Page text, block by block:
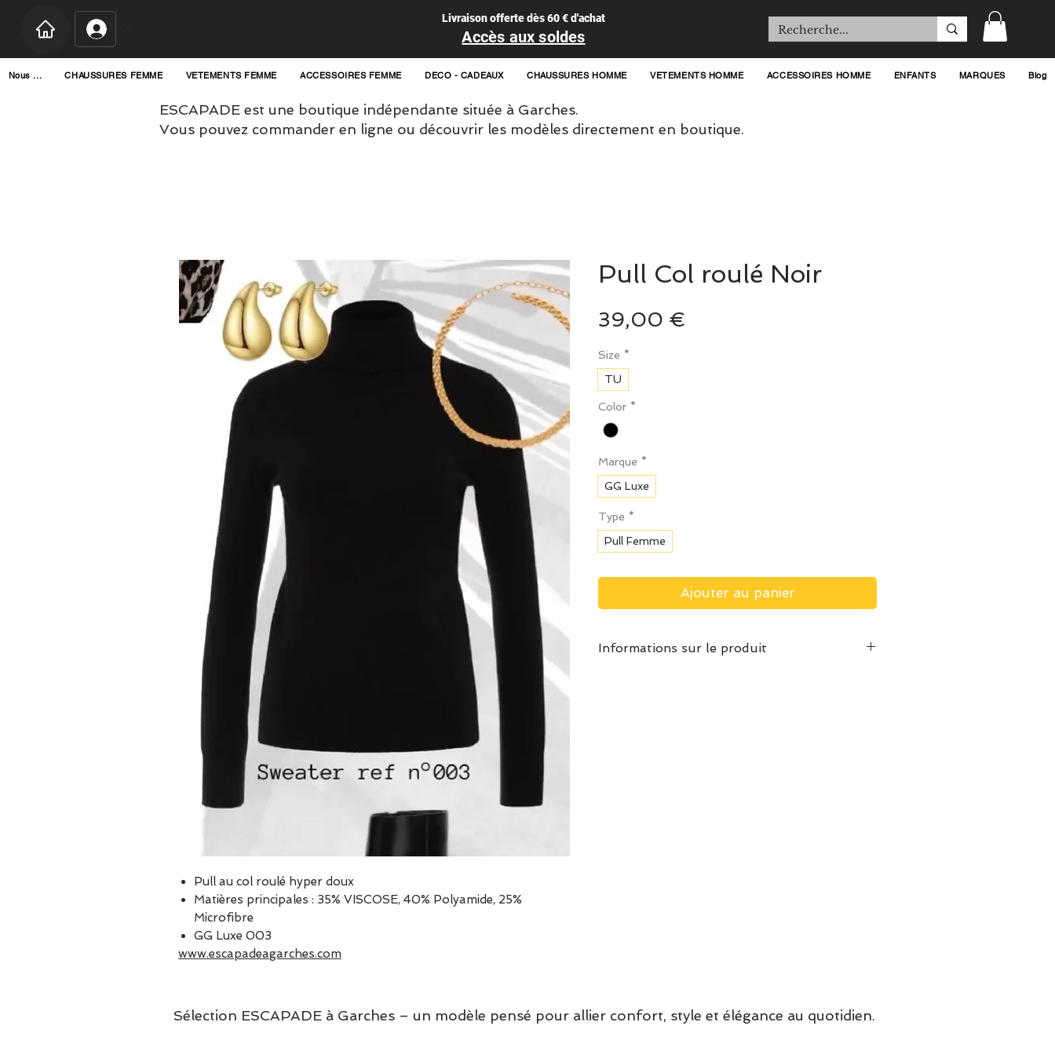
Livraison offerte dès 60 € d'achat
Accès aux soldes
Nous ... CHAUSSURES FEMME VETEMENTS FEMME ACCESSOIRES FEMME DECO - CADEAUX CHAUSSURES HOMME VETEMENTS HOMME ACCESSOIRES HOMME ENFANTS MARQUES Blog
ESCAPADE est une boutique indépendante située à Garches.
Vous pouvez commander en ligne ou découvrir les modèles directement en boutique.
Pull au col roulé hyper doux
Matières principales : 35% VISCOSE, 40% Polyamide, 25%
Microfibre
GG Luxe 003
www.escapadeagarches.com
Pull Col roulé Noir
39,00 €
Size *
TU
Color *
Marque *
GG Luxe
Type *
Pull Femme
Ajouter au panier
Informations sur le produit
Sélection ESCAPADE à Garches – un modèle pensé pour allier confort, style et élégance au quotidien.